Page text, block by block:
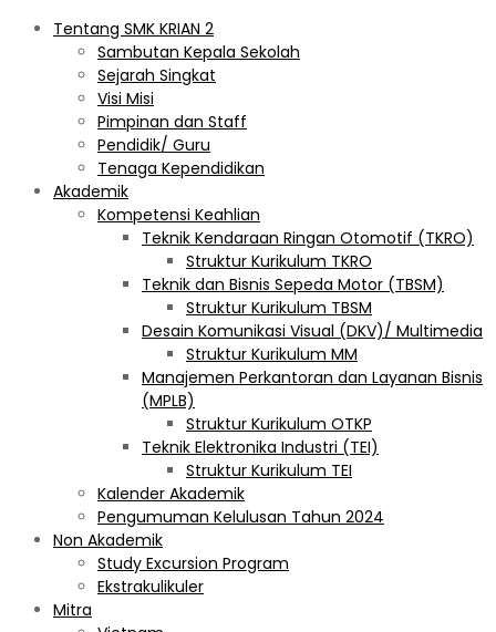
Tentang SMK KRIAN 2
Sambutan Kepala Sekolah
Sejarah Singkat
Visi Misi
Pimpinan dan Staff
Pendidik/ Guru
Tenaga Kependidikan
Akademik
Kompetensi Keahlian
Teknik Kendaraan Ringan Otomotif (TKRO)
Struktur Kurikulum TKRO
Teknik dan Bisnis Sepeda Motor (TBSM)
Struktur Kurikulum TBSM
Desain Komunikasi Visual (DKV)/ Multimedia
Struktur Kurikulum MM
Manajemen Perkantoran dan Layanan Bisnis
(MPLB)
Struktur Kurikulum OTKP
Teknik Elektronika Industri (TEI)
Struktur Kurikulum TEI
Kalender Akademik
Pengumuman Kelulusan Tahun 2024
Non Akademik
Study Excursion Program
Ekstrakulikuler
Mitra